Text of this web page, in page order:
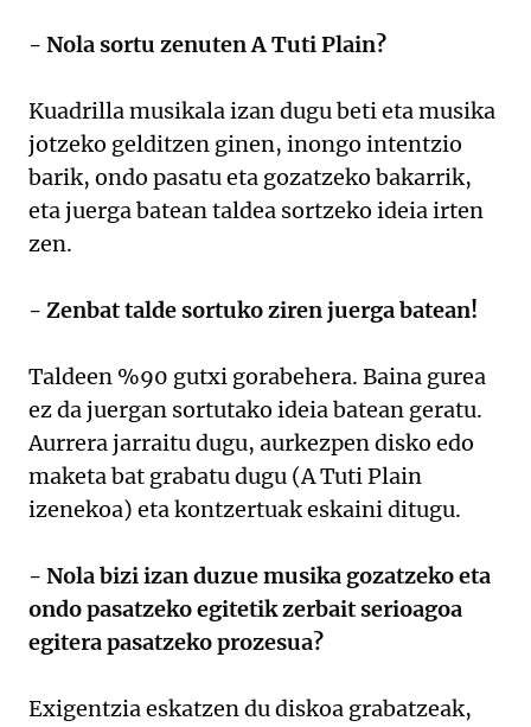
- Nola sortu zenuten A Tuti Plain?
Kuadrilla musikala izan dugu beti eta musika
jotzeko gelditzen ginen, inongo intentzio
barik, ondo pasatu eta gozatzeko bakarrik,
eta juerga batean taldea sortzeko ideia irten
zen.
- Zenbat talde sortuko ziren juerga batean!
Taldeen %90 gutxi gorabehera. Baina gurea
ez da juergan sortutako ideia batean geratu.
Aurrera jarraitu dugu, aurkezpen disko edo
maketa bat grabatu dugu (A Tuti Plain
izenekoa) eta kontzertuak eskaini ditugu.
- Nola bizi izan duzue musika gozatzeko eta
ondo pasatzeko egitetik zerbait serioagoa
egitera pasatzeko prozesua?
Exigentzia eskatzen du diskoa grabatzeak,